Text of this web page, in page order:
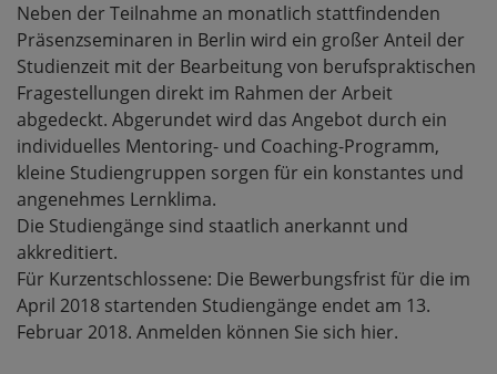
Neben der Teilnahme an monatlich stattfindenden
Präsenzseminaren in Berlin wird ein großer Anteil der
Studienzeit mit der Bearbeitung von berufspraktischen
Fragestellungen direkt im Rahmen der Arbeit
abgedeckt. Abgerundet wird das Angebot durch ein
individuelles Mentoring- und Coaching-Programm,
kleine Studiengruppen sorgen für ein konstantes und
angenehmes Lernklima.
Die Studiengänge sind staatlich anerkannt und
akkreditiert.
Für Kurzentschlossene: Die Bewerbungsfrist für die im
April 2018 startenden Studiengänge endet am 13.
Februar 2018. Anmelden können Sie sich hier.